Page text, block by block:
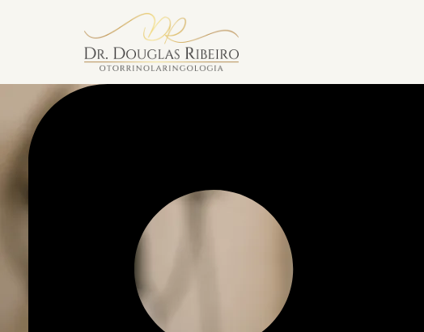
Vila Mariana Av. Paulista — Bela Vista